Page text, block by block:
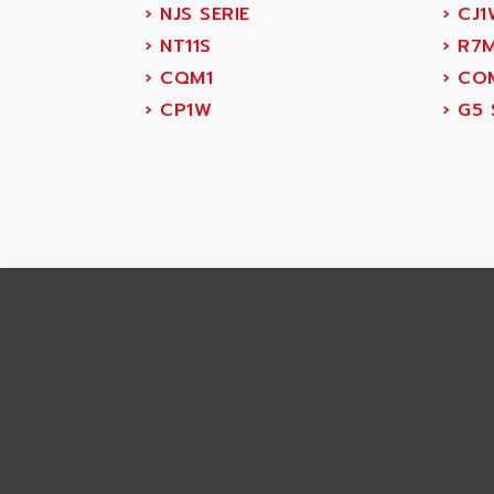
SMC600
SMC25 et SMC 35
SMC 50 / SMC 600
SMC 600
SMC
ABSOCODER
ABUS
ABUS ELECTRONIC
› NJS SERIE ›
› NT11S ›
› CQM1 ›
› CP1W › G5